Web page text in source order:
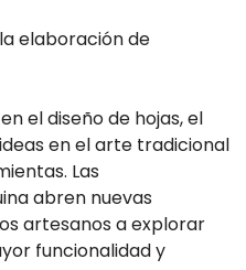
elaboración de
el diseño de hojas, el
en el arte tradicional
Las
abren nuevas
artesanos a explorar
funcionalidad y